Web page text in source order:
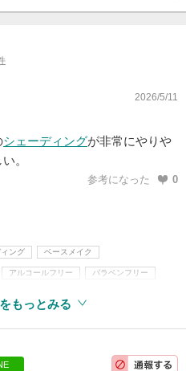
2026/5/11
シェーディングが非常にやりや
。
参考になった 0
ング ベースメイク
アルコールフリー パラベンフリー
もっとみる